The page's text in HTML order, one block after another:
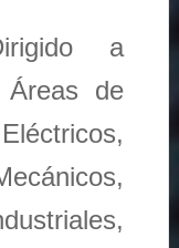
a
Áreas de